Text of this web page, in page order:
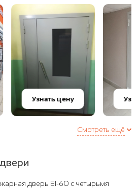
Узнать цену
Смотреть ещё
дверь EI-60 с четырьмя